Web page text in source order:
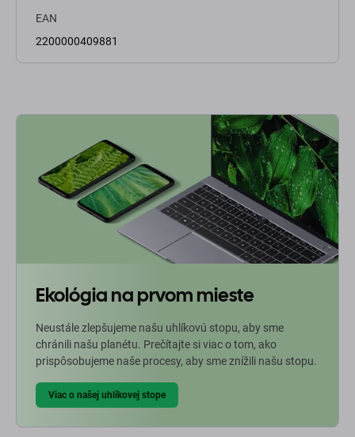
EAN
2200000409881
Ekológia na prvom mieste
Neustále zlepšujeme našu uhlíkovú stopu, aby sme
chránili našu planétu. Prečítajte si viac o tom, ako
prispôsobujeme naše procesy, aby sme znížili našu stopu.
Viac o našej uhlíkovej stope